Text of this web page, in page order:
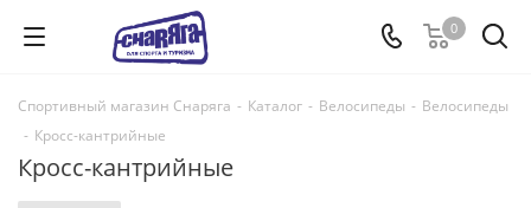
0
Спортивный магазин Снаряга - Каталог - Велосипеды - Велосипеды
- Кросс-кантрийные
Кросс-кантрийные